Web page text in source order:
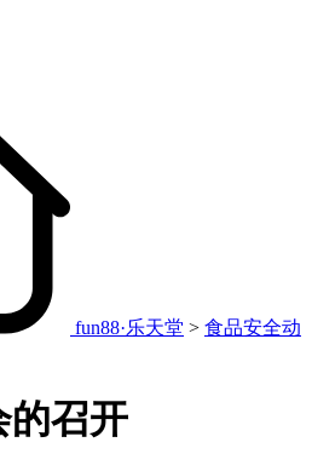
fun88·乐天堂 > 食品安全动
的召开